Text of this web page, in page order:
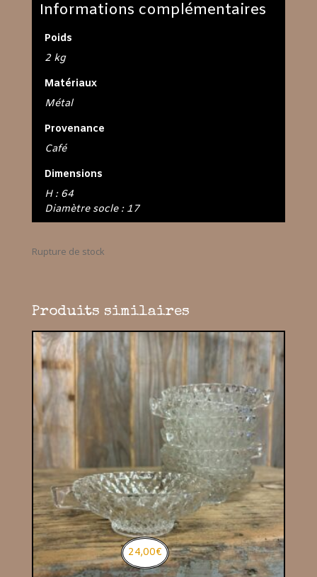
Informations complémentaires
Poids
2 kg
Matériaux
Métal
Provenance
Café
Dimensions
H : 64
Diamètre socle : 17
Rupture de stock
Produits similaires
24,00€